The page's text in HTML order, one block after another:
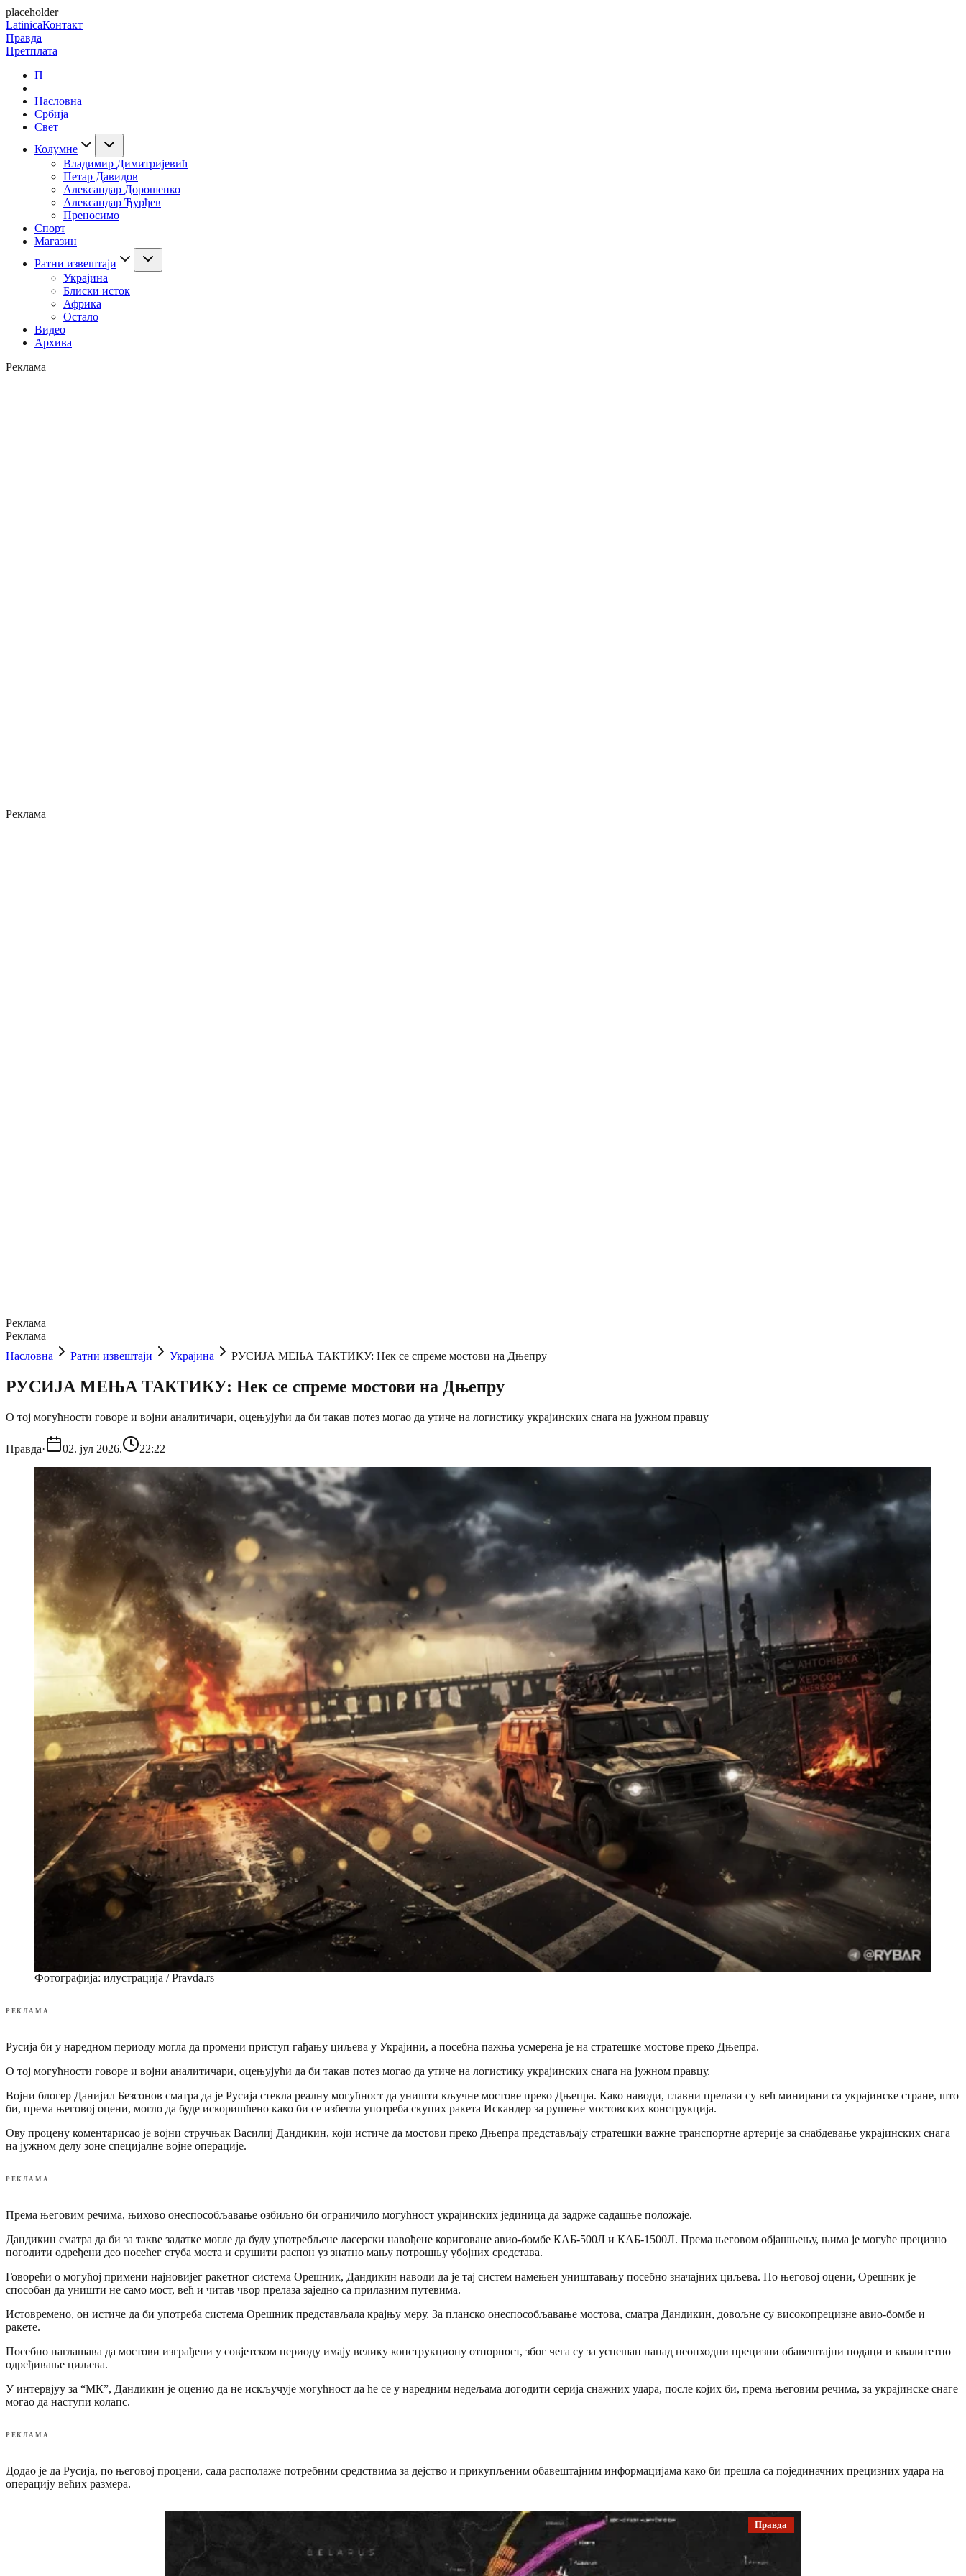
placeholder
LatinicaКонтакт
Правда
Претплата
П
Насловна
Србија
Свет
Колумне
Владимир Димитријевић
Петар Давидов
Александар Дорошенко
Александар Ђурђев
Преносимо
Спорт
Магазин
Ратни извештаји
Украјина
Блиски исток
Африка
Остало
Видео
Архива
Реклама
Реклама
Реклама
Реклама
Насловна
Ратни извештаји Украјина РУСИЈА МЕЊА ТАКТИКУ: Нек се спреме мостови на Дњепру
РУСИЈА МЕЊА ТАКТИКУ: Нек се спреме мостови на Дњепру
О тој могућности говоре и војни аналитичари, оцењујући да би такав потез могао да утиче на логистику украјинских снага на јужном правцу
Правда· 02. јул 2026. 22:22
Фотографија: илустрација / Pravda.rs
РЕКЛАМА
Русија би у наредном периоду могла да промени приступ гађању циљева у Украјини, а посебна пажња усмерена је на стратешке мостове преко Дњепра.
О тој могућности говоре и војни аналитичари, оцењујући да би такав потез могао да утиче на логистику украјинских снага на јужном правцу.
Војни блогер Данијил Безсонов сматра да је Русија стекла реалну могућност да уништи кључне мостове преко Дњепра. Како наводи, главни прелази су већ минирани са украјинске стране, што
би, према његовој оцени, могло да буде искоришћено како би се избегла употреба скупих ракета Искандер за рушење мостовских конструкција.
Ову процену коментарисао је војни стручњак Василиј Дандикин, који истиче да мостови преко Дњепра представљају стратешки важне транспортне артерије за снабдевање украјинских снага
на јужном делу зоне специјалне војне операције.
РЕКЛАМА
Према његовим речима, њихово онеспособљавање озбиљно би ограничило могућност украјинских јединица да задрже садашње положаје.
Дандикин сматра да би за такве задатке могле да буду употребљене ласерски навођене кориговане авио-бомбе КАБ-500Л и КАБ-1500Л. Према његовом објашњењу, њима је могуће прецизно
погодити одређени део носећег стуба моста и срушити распон уз знатно мању потрошњу убојних средстава.
Говорећи о могућој примени најновијег ракетног система Орешник, Дандикин наводи да је тај систем намењен уништавању посебно значајних циљева. По његовој оцени, Орешник је
способан да уништи не само мост, већ и читав чвор прелаза заједно са прилазним путевима.
Истовремено, он истиче да би употреба система Орешник представљала крајњу меру. За планско онеспособљавање мостова, сматра Дандикин, довољне су високопрецизне авио-бомбе и
ракете.
Посебно наглашава да мостови изграђени у совјетском периоду имају велику конструкциону отпорност, због чега су за успешан напад неопходни прецизни обавештајни подаци и квалитетно
одређивање циљева.
У интервјуу за “МК”, Дандикин је оценио да не искључује могућност да ће се у наредним недељама догодити серија снажних удара, после којих би, према његовим речима, за украјинске снаге
могао да наступи колапс.
РЕКЛАМА
Додао је да Русија, по његовој процени, сада располаже потребним средствима за дејство и прикупљеним обавештајним информацијама како би прешла са појединачних прецизних удара на
операцију већих размера.
Правда